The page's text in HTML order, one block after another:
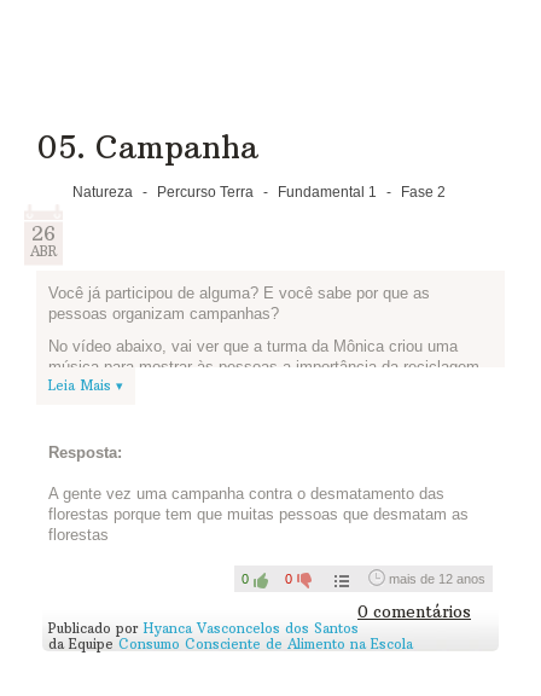
05. Campanha
Natureza - Percurso Terra - Fundamental 1 - Fase 2
26
ABR
Você já participou de alguma? E você sabe por que as
pessoas organizam campanhas?
No vídeo abaixo, vai ver que a turma da Mônica criou uma
música para mostrar às pessoas a importância da reciclagem.
Então é isso! As pessoas fazem campanhas quando querem
os4 Rs, que você viu na primeira fase desse percurso?
Pense como você acha que conseguirá chamar a atenção das
pessoas para o que está defendendo. E planeje essas
atividades, dividindo as tarefas entre todos os participantes da
Escreva abaixo: O que vocês estão preparando? Como estão
organizando tudo? Quais resultados esperam alcançar?
Você e sua equipe podem contar pra gente o que planejam
Leia Mais ▾
Resposta:
A gente vez uma campanha contra o desmatamento das
florestas porque tem que muitas pessoas que desmatam as
florestas
0 0 mais de 12 anos
0 comentários
Publicado por Hyanca Vasconcelos dos Santos
da Equipe Consumo Consciente de Alimento na Escola